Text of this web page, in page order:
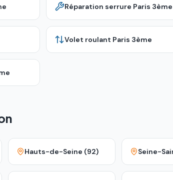
Réparation serrure Paris 3ème
Volet roulant Paris 3ème
Hauts-de-Seine (92) Seine-